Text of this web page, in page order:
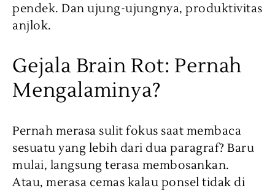
pendek. Dan ujung-ujungnya, produktivitas
anjlok.
Gejala Brain Rot: Pernah
Mengalaminya?
Pernah merasa sulit fokus saat membaca
sesuatu yang lebih dari dua paragraf? Baru
mulai, langsung terasa membosankan.
Atau, merasa cemas kalau ponsel tidak di